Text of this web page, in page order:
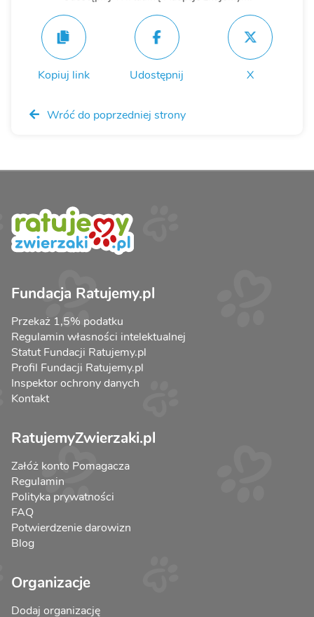
Kopiuj link Udostępnij X
Wróć do poprzedniej strony
Fundacja Ratujemy.pl
Przekaż 1,5% podatku
Regulamin własności intelektualnej
Statut Fundacji Ratujemy.pl
Profil Fundacji Ratujemy.pl
Inspektor ochrony danych
Kontakt
RatujemyZwierzaki.pl
Załóż konto Pomagacza
Regulamin
Polityka prywatności
FAQ
Potwierdzenie darowizn
Blog
Organizacje
Dodaj organizację